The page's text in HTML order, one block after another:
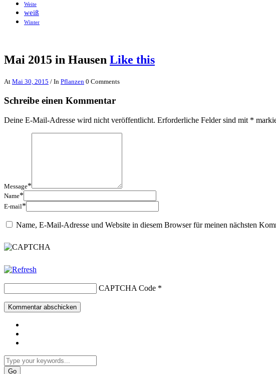
Weite
weiß
Winter
Mai 2015 in Hausen Like this
At Mai 30, 2015 / In Pflanzen 0 Comments
Schreibe einen Kommentar
Deine E-Mail-Adresse wird nicht veröffentlicht. Erforderliche Felder sind mit *
Message*
Name*
E-mail*
Name, E-Mail-Adresse und Website in diesem Browser für meinen nächsten
CAPTCHA Code *